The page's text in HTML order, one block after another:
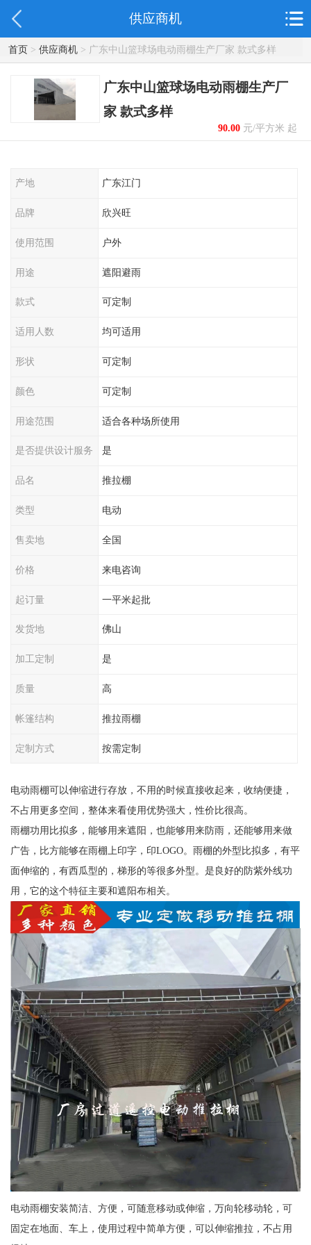
供应商机
首页> 供应商机> 广东中山篮球场电动雨棚生产厂家 款式多样
广东中山篮球场电动雨棚生产厂
家 款式多样
90.00元/平方米 起
产地 广东江门
品牌 欣兴旺
使用范围 户外
用途 遮阳避雨
款式 可定制
适用人数 均可适用
形状 可定制
颜色 可定制
用途范围 适合各种场所使用
是否提供设计服务 是
品名 推拉棚
类型 电动
售卖地 全国
价格 来电咨询
起订量 一平米起批
发货地 佛山
加工定制 是
质量 高
帐篷结构 推拉雨棚
定制方式 按需定制
电动雨棚可以伸缩进行存放，不用的时候直接收起来，收纳便捷，
不占用更多空间，整体来看使用优势强大，性价比很高。
雨棚功用比拟多，能够用来遮阳，也能够用来防雨，还能够用来做
广告，比方能够在雨棚上印字，印LOGO。雨棚的外型比拟多，有平
面伸缩的，有西瓜型的，梯形的等很多外型。是良好的防紫外线功
用，它的这个特征主要和遮阳布相关。
电动雨棚安装简洁、方便，可随意移动或伸缩，万向轮移动轮，可
固定在地面、车上，使用过程中简单方便，可以伸缩推拉，不占用